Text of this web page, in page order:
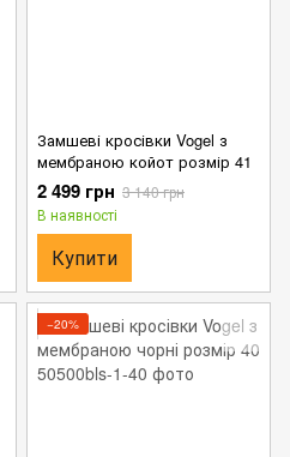
Замшеві кросівки Vogel з
мембраною койот розмір 41
2 499 грн 3 140 грн
В наявності
Купити
−20%